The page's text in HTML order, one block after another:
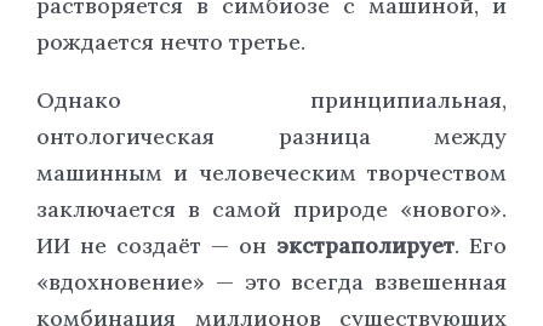
рождается нечто третье.
Однако принципиальная,
онтологическая разница между
машинным и человеческим творчеством
заключается в самой природе «нового».
ИИ не создаёт — он экстраполирует. Его
«вдохновение» — это всегда взвешенная
комбинация миллионов существующих